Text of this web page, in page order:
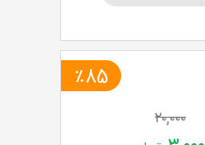
٪85
۲۰,۰۰۰